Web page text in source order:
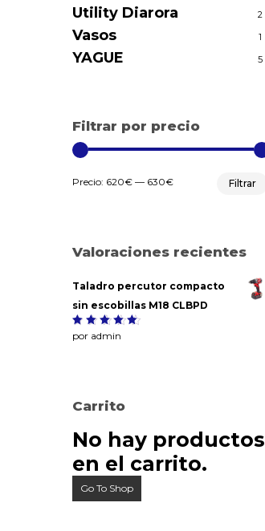
Utility Diarora 2
Vasos 1
YAGUE 5
Filtrar por precio
Filtrar
Precio: 620€ — 630€
Valoraciones recientes
Taladro percutor compacto
sin escobillas M18 CLBPD
Valorado
con
por admin
Carrito
No hay productos
en el carrito.
Go To Shop